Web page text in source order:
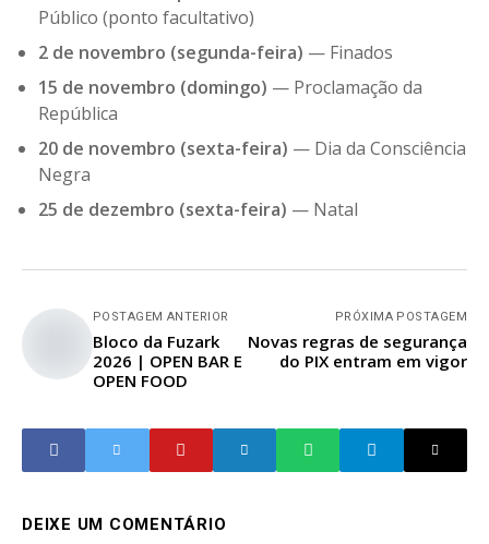
Público (ponto facultativo)
2 de novembro (segunda-feira) — Finados
15 de novembro (domingo) — Proclamação da
República
20 de novembro (sexta-feira) — Dia da Consciência
Negra
25 de dezembro (sexta-feira) — Natal
POSTAGEM ANTERIOR
Bloco da Fuzark
2026 | OPEN BAR E
OPEN FOOD
PRÓXIMA POSTAGEM
Novas regras de segurança
do PIX entram em vigor
DEIXE UM COMENTÁRIO